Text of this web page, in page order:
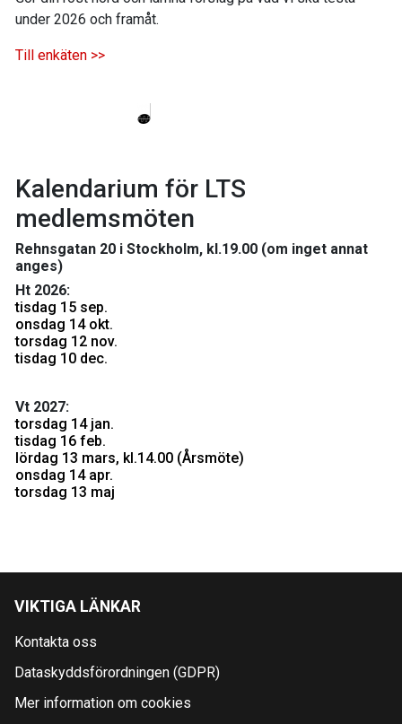
under 2026 och framåt.
Till enkäten >>
Kalendarium för LTS
medlemsmöten
Rehnsgatan 20 i Stockholm, kl.19.00 (om inget annat
anges)
Ht 2026:
tisdag 15 sep.
onsdag 14 okt.
torsdag 12 nov.
tisdag 10 dec.
Vt 2027:
torsdag 14 jan.
tisdag 16 feb.
lördag 13 mars, kl.14.00 (Årsmöte)
onsdag 14 apr.
torsdag 13 maj
VIKTIGA LÄNKAR
Kontakta oss
Dataskyddsförordningen (GDPR)
Mer information om cookies